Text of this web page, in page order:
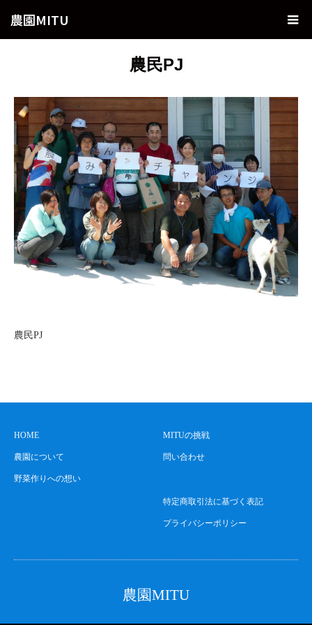
農園MITU
農民PJ
農民PJ
HOME
農園について
野菜作りへの想い
MITUの挑戦
問い合わせ
特定商取引法に基づく表記
プライバシーポリシー
農園MITU